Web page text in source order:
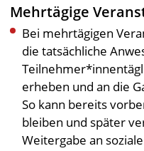
Mehrtägige
Bei mehrtägigen
die tatsächliche
erheben und an die
So kann bereits
bleiben und später
Weitergabe an